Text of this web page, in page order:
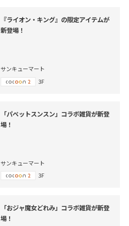
『ライオン・キング』の限定アイテムが
新登場！
サンキューマート
3F
「パペットスンスン」コラボ雑貨が新登
場！
サンキューマート
3F
「おジャ魔女どれみ」コラボ雑貨が新登
場！